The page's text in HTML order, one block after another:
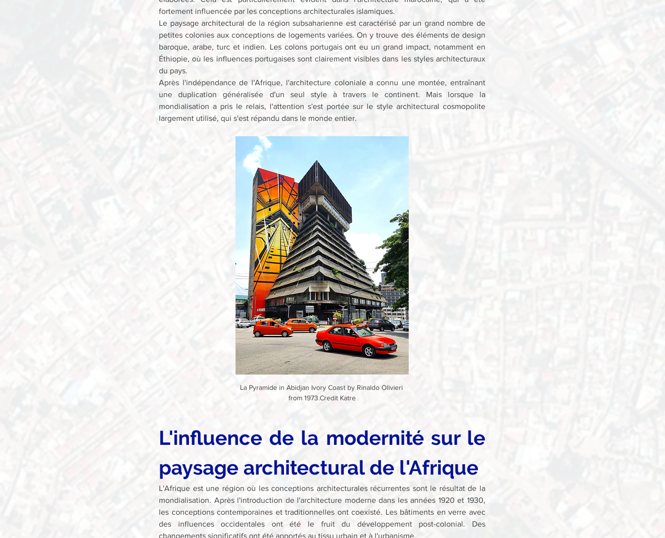
fortement influencée par les conceptions architecturales islamiques.
Le paysage architectural de la région subsaharienne est caractérisé par un grand nombre de
petites colonies aux conceptions de logements variées. On y trouve des éléments de design
baroque, arabe, turc et indien. Les colons portugais ont eu un grand impact, notamment en
Éthiopie, où les influences portugaises sont clairement visibles dans les styles architecturaux
du pays.
Après l'indépendance de l'Afrique, l'architecture coloniale a connu une montée, entraînant
une duplication généralisée d'un seul style à travers le continent. Mais lorsque la
mondialisation a pris le relais, l'attention s'est portée sur le style architectural cosmopolite
largement utilisé, qui s'est répandu dans le monde entier.
La Pyramide in Abidjan Ivory Coast by Rinaldo Olivieri
from 1973.Credit Katre
L'influence de la modernité sur le
paysage architectural de l'Afrique
L'Afrique est une région où les conceptions architecturales récurrentes sont le résultat de la
mondialisation. Après l'introduction de l'architecture moderne dans les années 1920 et 1930,
les conceptions contemporaines et traditionnelles ont coexisté. Les bâtiments en verre avec
des influences occidentales ont été le fruit du développement post-colonial. Des
changements significatifs ont été apportés au tissu urbain et à l'urbanisme.